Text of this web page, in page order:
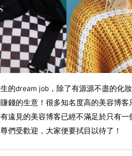
的dream job，除了有源源不盡的化
錢的生意！很多知名度高的美容博客
遠見的美容博客已經不滿足於只有
們受歡迎，大家便要拭目以待了！